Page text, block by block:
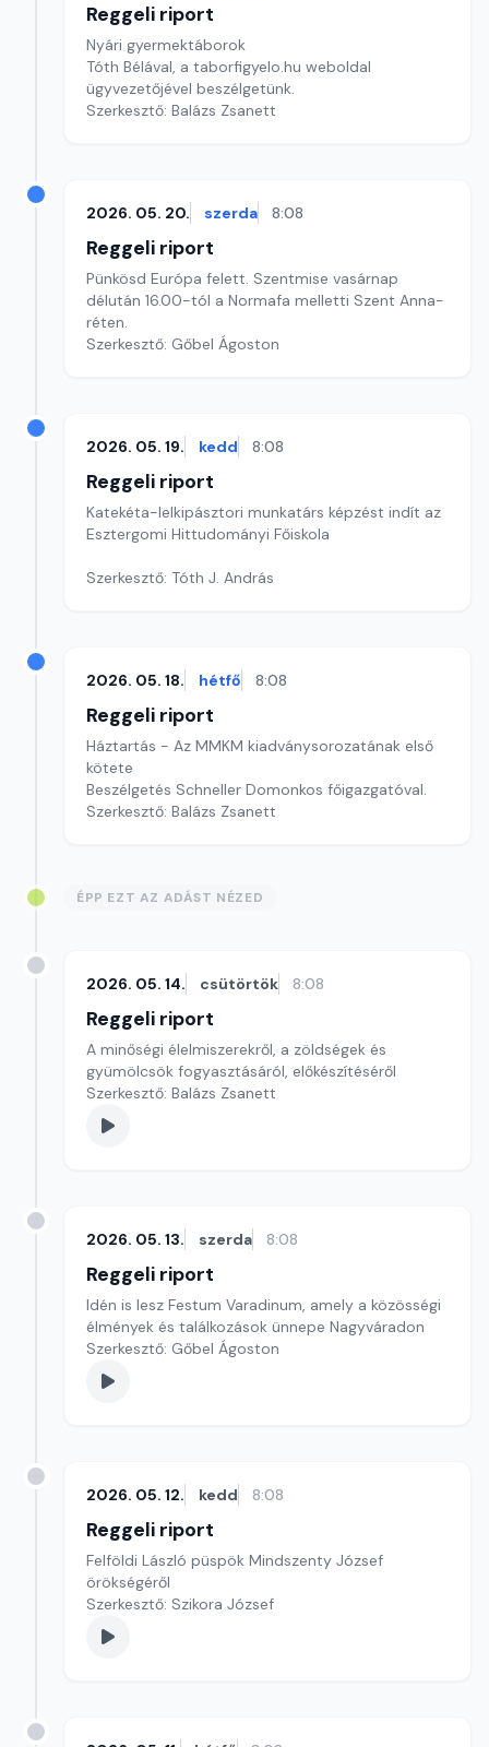
Reggeli riport
Nyári gyermektáborok
Tóth Bélával, a taborfigyelo.hu weboldal
ügyvezetőjével beszélgetünk.
Szerkesztő: Balázs Zsanett
2026. 05. 20. szerda 8:08
Reggeli riport
Pünkösd Európa felett. Szentmise vasárnap
délután 16.00-tól a Normafa melletti Szent Anna-
réten.
Szerkesztő: Gőbel Ágoston
2026. 05. 19. kedd 8:08
Reggeli riport
Katekéta-lelkipásztori munkatárs képzést indít az
Esztergomi Hittudományi Főiskola
Szerkesztő: Tóth J. András
2026. 05. 18. hétfő 8:08
Reggeli riport
Háztartás - Az MMKM kiadványsorozatának első
kötete
Beszélgetés Schneller Domonkos főigazgatóval.
Szerkesztő: Balázs Zsanett
ÉPP EZT AZ ADÁST NÉZED
2026. 05. 14. csütörtök 8:08
Reggeli riport
A minőségi élelmiszerekről, a zöldségek és
gyümölcsök fogyasztásáról, előkészítéséről
Szerkesztő: Balázs Zsanett
2026. 05. 13. szerda 8:08
Reggeli riport
Idén is lesz Festum Varadinum, amely a közösségi
élmények és találkozások ünnepe Nagyváradon
Szerkesztő: Gőbel Ágoston
2026. 05. 12. kedd 8:08
Reggeli riport
Felföldi László püspök Mindszenty József
örökségéről
Szerkesztő: Szikora József